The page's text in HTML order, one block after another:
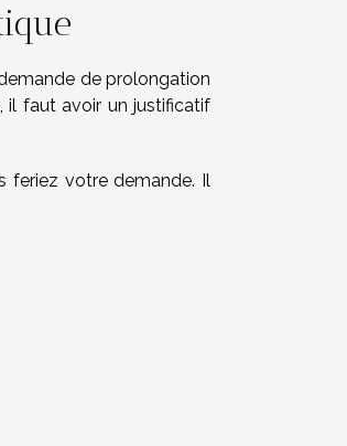
de prolongation
il faut avoir un justificatif
feriez votre demande. Il